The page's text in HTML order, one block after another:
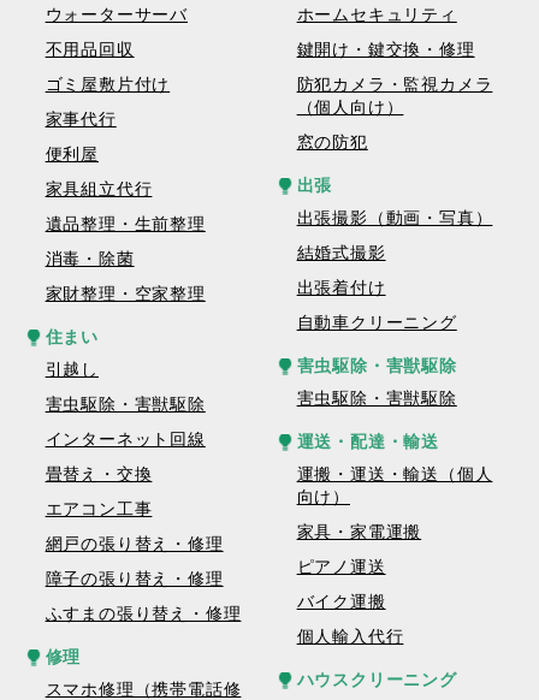
ウォーターサーバ
不用品回収
ゴミ屋敷片付け
家事代行
便利屋
家具組立代行
遺品整理・生前整理
消毒・除菌
家財整理・空家整理
住まい
引越し
害虫駆除・害獣駆除
インターネット回線
畳替え・交換
エアコン工事
網戸の張り替え・修理
障子の張り替え・修理
ふすまの張り替え・修理
修理
スマホ修理（携帯電話修
ホームセキュリティ
鍵開け・鍵交換・修理
防犯カメラ・監視カメラ
（個人向け）
窓の防犯
出張
出張撮影（動画・写真）
結婚式撮影
出張着付け
自動車クリーニング
害虫駆除・害獣駆除
害虫駆除・害獣駆除
運送・配達・輸送
運搬・運送・輸送（個人
向け）
家具・家電運搬
ピアノ運送
バイク運搬
個人輸入代行
ハウスクリーニング